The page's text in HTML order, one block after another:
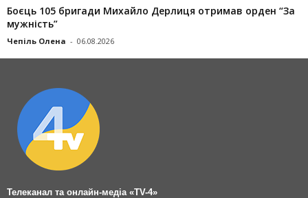
Боєць 105 бригади Михайло Дерлиця отримав орден “За
мужність”
Чепіль Олена - 06.08.2026
Телеканал та онлайн-медіа «TV-4»